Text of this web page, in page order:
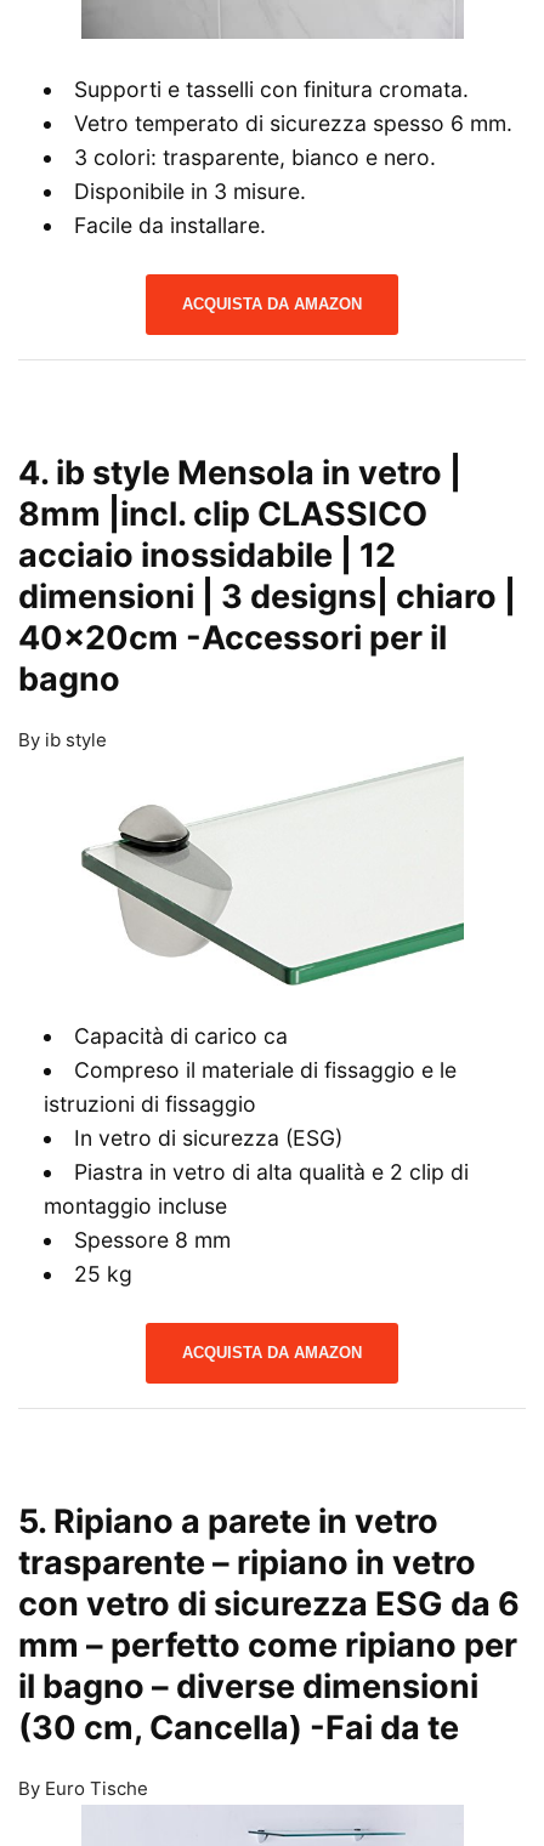
Supporti e tasselli con finitura cromata.
Vetro temperato di sicurezza spesso 6 mm.
3 colori: trasparente, bianco e nero.
Disponibile in 3 misure.
Facile da installare.
ACQUISTA DA AMAZON
4. ib style Mensola in vetro |
8mm |incl. clip CLASSICO
acciaio inossidabile | 12
dimensioni | 3 designs| chiaro |
40x20cm -Accessori per il
bagno
By ib style
Capacità di carico ca
Compreso il materiale di fissaggio e le
istruzioni di fissaggio
In vetro di sicurezza (ESG)
Piastra in vetro di alta qualità e 2 clip di
montaggio incluse
Spessore 8 mm
25 kg
ACQUISTA DA AMAZON
5. Ripiano a parete in vetro
trasparente – ripiano in vetro
con vetro di sicurezza ESG da 6
mm – perfetto come ripiano per
il bagno – diverse dimensioni
(30 cm, Cancella) -Fai da te
By Euro Tische